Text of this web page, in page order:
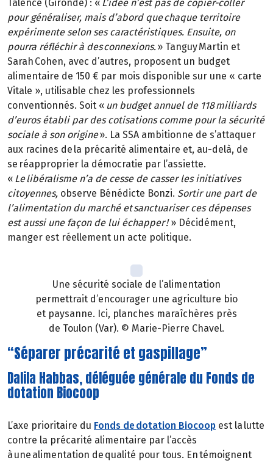
Talence (Gironde) : « L’idée n’est pas de copier-coller
pour généraliser, mais d’abord que chaque territoire
expérimente selon ses caractéristiques. Ensuite, on
pourra réfléchir à des connexions.» Tanguy Martin et
Sarah Cohen, avec d’autres, proposent un budget
alimentaire de 150 € par mois disponible sur une « carte
Vitale », utilisable chez les professionnels
conventionnés. Soit « un budget annuel de 118 milliards
d’euros établi par des cotisations comme pour la sécurité
sociale à son origine». La SSA ambitionne de s’attaquer
aux racines de la précarité alimentaire et, au-delà, de
se réapproprier la démocratie par l’assiette.
« Le libéralisme n’a de cesse de casser les initiatives
citoyennes, observe Bénédicte Bonzi. Sortir une part de
l’alimentation du marché et sanctuariser ces dépenses
est aussi une façon de lui échapper !» Décidément,
manger est réellement un acte politique.
Une sécurité sociale de l’alimentation
permettrait d’encourager une agriculture bio
et paysanne. Ici, planches maraîchères près
de Toulon (Var). © Marie-Pierre Chavel.
“Séparer précarité et gaspillage”
Dalila Habbas, déléguée générale du Fonds de
dotation Biocoop
L’axe prioritaire du Fonds de dotation Biocoop est la lutte
contre la précarité alimentaire par l’accès
à une alimentation de qualité pour tous. En témoignent